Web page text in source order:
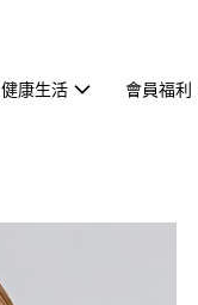
健康生活 會員福利